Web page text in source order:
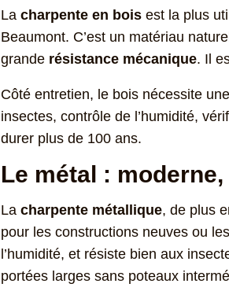
La charpente en boisest la plus
Beaumont. C’est un matériau
grande résistance mécanique. Il
Côté entretien, le bois nécessite
insectes, contrôle de l’humidité,
durer plus de 100 ans.
Le métal :
La charpente métallique, de plus
pour les constructions neuves ou
l’humidité, et résiste bien aux
portées larges sans poteaux